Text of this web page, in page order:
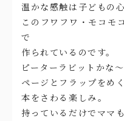
温かな感触は子どもの
このフワフワ・モコモ
で
作られているのです。
ピーターラビットかな
ページとフラップをめ
本をさわる楽しみ。
持っているだけでママ